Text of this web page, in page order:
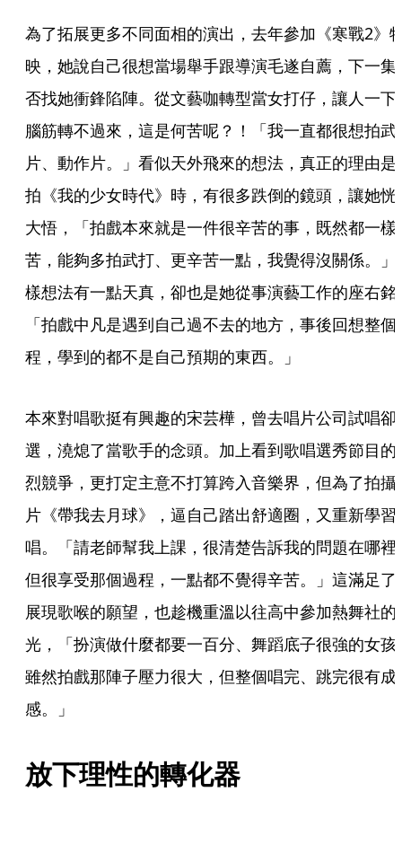
為了拓展更多不同面相的演出，去年參加《寒戰2》
映，她說自己很想當場舉手跟導演毛遂自薦，下一集
否找她衝鋒陷陣。從文藝咖轉型當女打仔，讓人一下
腦筋轉不過來，這是何苦呢？！「我一直都很想拍武
片、動作片。」看似天外飛來的想法，真正的理由是
拍《我的少女時代》時，有很多跌倒的鏡頭，讓她恍
大悟，「拍戲本來就是一件很辛苦的事，既然都一樣
苦，能夠多拍武打、更辛苦一點，我覺得沒關係。」
樣想法有一點天真，卻也是她從事演藝工作的座右銘
「拍戲中凡是遇到自己過不去的地方，事後回想整個
程，學到的都不是自己預期的東西。」
本來對唱歌挺有興趣的宋芸樺，曾去唱片公司試唱卻
選，澆熄了當歌手的念頭。加上看到歌唱選秀節目的
烈競爭，更打定主意不打算跨入音樂界，但為了拍攝
片《帶我去月球》，逼自己踏出舒適圈，又重新學習
唱。「請老師幫我上課，很清楚告訴我的問題在哪裡
但很享受那個過程，一點都不覺得辛苦。」這滿足了
展現歌喉的願望，也趁機重溫以往高中參加熱舞社的
光，「扮演做什麼都要一百分、舞蹈底子很強的女孩
雖然拍戲那陣子壓力很大，但整個唱完、跳完很有成
感。」
放下理性的轉化器